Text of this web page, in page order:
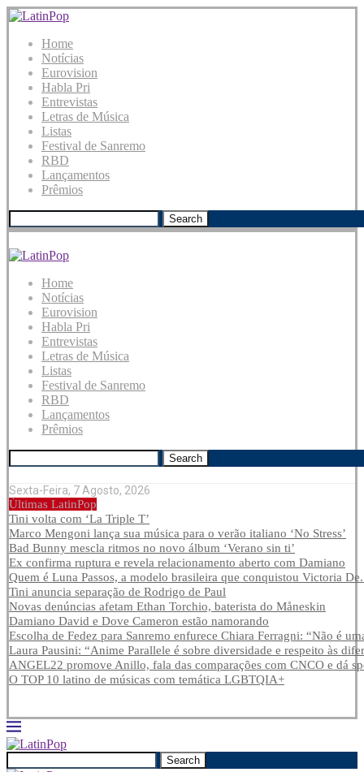
Home
Notícias
Eurovision
Habla Pri
Entrevistas
Letras de Música
Listas
Festival de Sanremo
RBD
Lançamentos
Prêmios
Search
Home
Notícias
Eurovision
Habla Pri
Entrevistas
Letras de Música
Listas
Festival de Sanremo
RBD
Lançamentos
Prêmios
Search
Sexta-Feira, 7 Agosto, 2026
Últimas LatinPop
Tini volta com ‘La Triple T’
Marco Mengoni lança sua música para o verão italiano ‘No Stress’
Bad Bunny mescla ritmos no novo álbum ‘Verano sin ti’
Ex confirma ruptura e revela relacionamento aberto com Damiano
Quem é Luna Passos, a modelo brasileira que conquistou Victoria
Tini anuncia separação de Rodrigo de Paul
Novas denúncias afetam Ethan Torchio, baterista do Måneskin
Damiano David e Dove Cameron estão namorando
Escolha de Fedez para Sanremo enfurece Chiara Ferragni: “Não é
Laura Pausini: “Anime Parallele é sobre diversidade e respeito às
ANGEL22 promove Anillo, fala das comparações com CNCO e dá
O TOP 10 latino de músicas com temática LGBTQIA+
Search